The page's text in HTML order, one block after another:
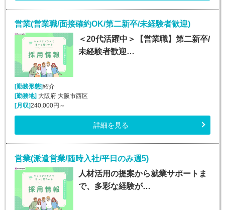
営業(営業職/面接確約OK/第二新卒/未経験者歓迎)
＜20代活躍中＞【営業職】第二新卒/
未経験者歓迎…
[勤務形態]紹介
[勤務地] 大阪府 大阪市西区
[月収]240,000円～
詳細を見る
営業(派遣営業/随時入社/平日のみ週5)
人材活用の提案から就業サポートま
で、多彩な経験が…